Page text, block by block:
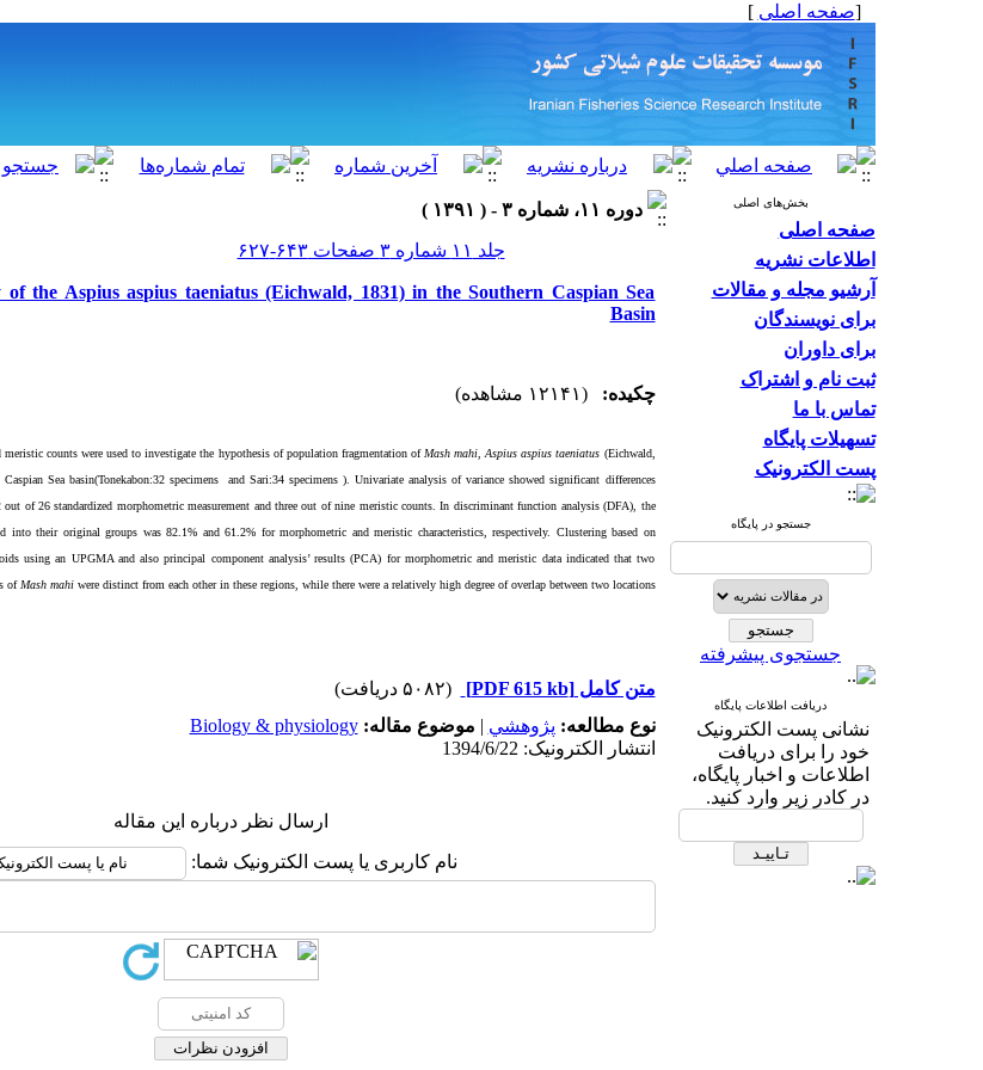
[صفحه اصلی ]
بخش‌های اصلی
صفحه اصلی
اطلاعات نشریه
آرشیو مجله و مقالات
برای نویسندگان
برای داوران
ثبت نام و اشتراک
تماس با ما
تسهیلات پایگاه
پست الکترونیک
جستجو در پایگاه
جستجوی پیشرفته
دریافت اطلاعات پایگاه
نشانی پست الکترونیک
خود را برای دریافت
اطلاعات و اخبار پایگاه،
در کادر زیر وارد کنید.
دوره ۱۱، شماره ۳ - ( ۱۳۹۱ )
جلد ۱۱ شماره ۳ صفحات ۶۴۳-۶۲۷
the Aspius aspius taeniatus (Eichwald, 1831) in the Southern Caspian Sea
Basin
چکیده: (۱۲۱۴۱ مشاهده)
meristic counts were used to investigate the hypothesis of population fragmentation of Mash mahi Aspius aspius taeniatus (Eichwald,
Sea basin(Tonekabon:32 specimens
and Sari:34 specimens ). Univariate analysis of variance showed significant differences
out of 26 standardized morphometric measurement and three out of nine meristic counts.In discriminant function analysis (DFA) , the
into their original groups was 82.1% and 61.2% for morphometric and meristic characteristics, respectively. Clustering based on
using an UPGMA and also principal component analysis’ results (PCA) for morphometric and meristic data indicated that two
of Mash mahiwere distinct from each other in these regions, while there were a relatively high degree of overlap between two locations.
متن کامل[PDF 615 kb]
(۵۰۸۲ دریافت)
نوع مطالعه: پژوهشي | موضوع مقاله:Biology & physiology
انتشار الکترونیک: 1394/6/22
ارسال نظر درباره این مقاله
نام کاربری یا پست الکترونیک شما: